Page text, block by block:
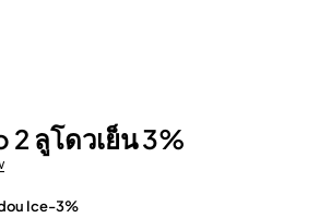
2 ลูโดวเย็น 3%
Ice-3%